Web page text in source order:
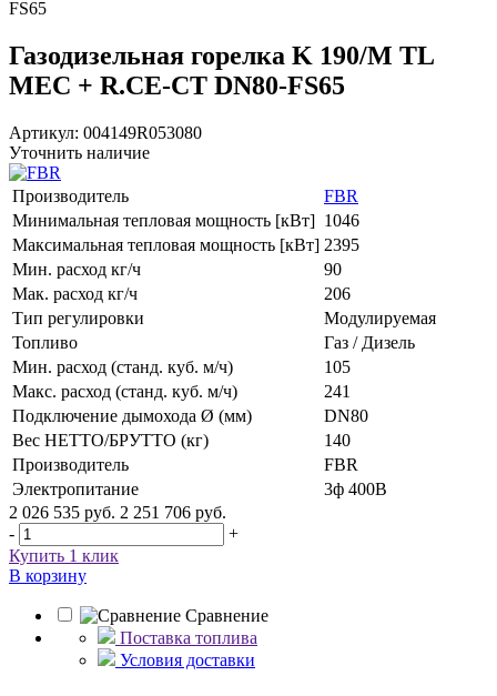
Газодизельная горелка K 190/M TL
MEC + R.CE-CT DN80-FS65
Артикул: 004149R053080
Уточнить наличие
Производитель
FBR
Минимальная тепловая мощность [кВт] 1046
Максимальная тепловая мощность [кВт] 2395
Мин. расход кг/ч
90
Мак. расход кг/ч
206
Тип регулировки
Модулируемая
Топливо
Газ / Дизель
Мин. расход (станд. куб. м/ч)
105
Макс. расход (станд. куб. м/ч)
241
Подключение дымохода Ø (мм)
DN80
Вес НЕТТО/БРУТТО (кг)
140
Производитель
FBR
Электропитание
3ф 400В
2 026 535 руб. 2 251 706 руб.
-
+
Купить 1 клик
В корзину
Сравнение
Поставка топлива
Условия доставки